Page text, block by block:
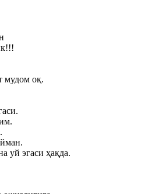
мудом оқ.
уй эгаси ҳақда.